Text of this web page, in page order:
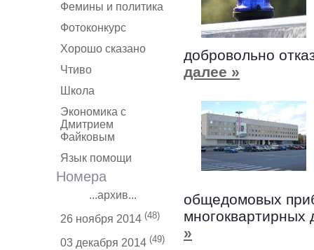
Фемины и политика
Фотоконкурс
Хорошо сказано
Чтиво
Школа
Экономика с
Дмитрием
Файковым
Язык помощи
Номера
...архив...
26 ноября 2014 (48)
03 декабря 2014 (49)
добровольно
далее »
общедомовых
многоквартирных
»